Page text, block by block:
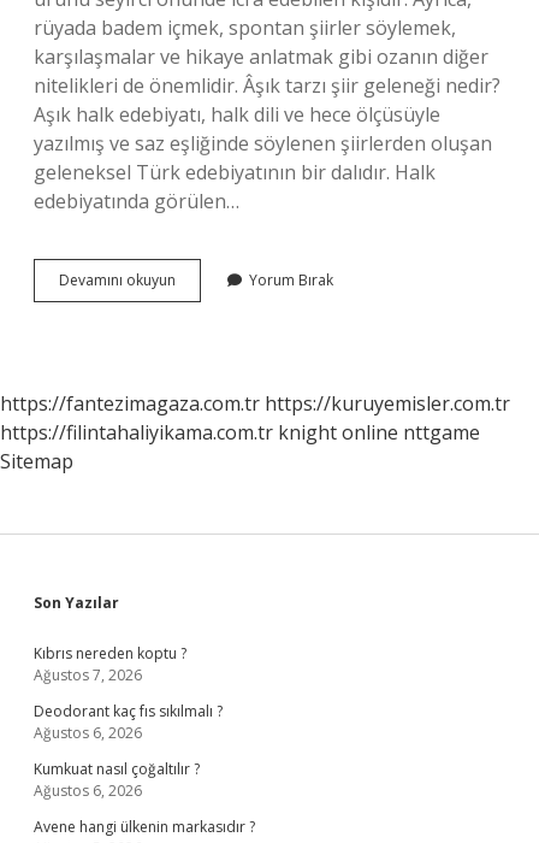
rüyada badem içmek, spontan şiirler söylemek,
karşılaşmalar ve hikaye anlatmak gibi ozanın diğer
nitelikleri de önemlidir. Âşık tarzı şiir geleneği nedir?
Aşık halk edebiyatı, halk dili ve hece ölçüsüyle
yazılmış ve saz eşliğinde söylenen şiirlerden oluşan
geleneksel Türk edebiyatının bir dalıdır. Halk
edebiyatında görülen…
Devamını okuyun
Geleneği
Yorum Bırak
https://fantezimagaza.com.tr https://kuruyemisler.com.tr
https://filintahaliyikama.com.tr knight online nttgame
Sitemap
Sidebar
Son Yazılar
Kıbrıs nereden koptu ?
Ağustos 7, 2026
Deodorant kaç fıs sıkılmalı ?
Ağustos 6, 2026
Kumkuat nasıl çoğaltılır ?
Ağustos 6, 2026
Avene hangi ülkenin markasıdır ?